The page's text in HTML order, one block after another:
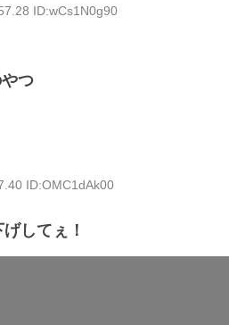
ID:wCs1N0g90
つ
ID:OMC1dAk00
してぇ！